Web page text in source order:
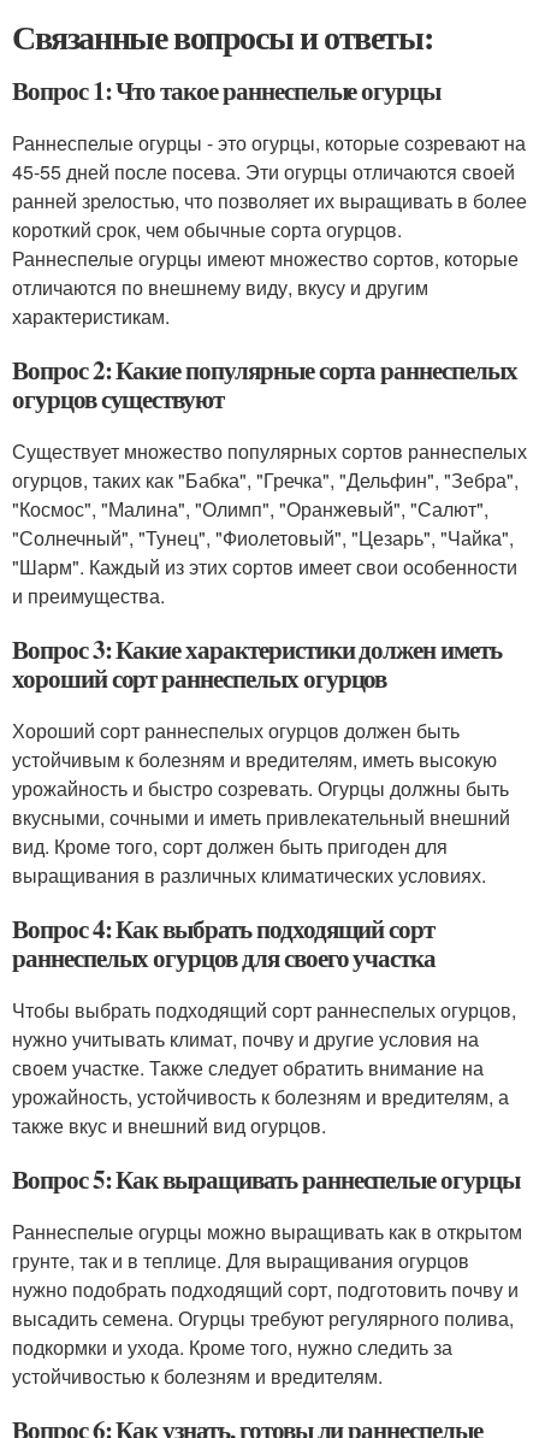
Связанные вопросы и ответы:
Вопрос 1: Что такое раннеспелые огурцы
Раннеспелые огурцы - это огурцы, которые созревают на
45-55 дней после посева. Эти огурцы отличаются своей
ранней зрелостью, что позволяет их выращивать в более
короткий срок, чем обычные сорта огурцов.
Раннеспелые огурцы имеют множество сортов, которые
отличаются по внешнему виду, вкусу и другим
характеристикам.
Вопрос 2: Какие популярные сорта раннеспелых
огурцов существуют
Существует множество популярных сортов раннеспелых
огурцов, таких как "Бабка", "Гречка", "Дельфин", "Зебра",
"Космос", "Малина", "Олимп", "Оранжевый", "Салют",
"Солнечный", "Тунец", "Фиолетовый", "Цезарь", "Чайка",
"Шарм". Каждый из этих сортов имеет свои особенности
и преимущества.
Вопрос 3: Какие характеристики должен иметь
хороший сорт раннеспелых огурцов
Хороший сорт раннеспелых огурцов должен быть
устойчивым к болезням и вредителям, иметь высокую
урожайность и быстро созревать. Огурцы должны быть
вкусными, сочными и иметь привлекательный внешний
вид. Кроме того, сорт должен быть пригоден для
выращивания в различных климатических условиях.
Вопрос 4: Как выбрать подходящий сорт
раннеспелых огурцов для своего участка
Чтобы выбрать подходящий сорт раннеспелых огурцов,
нужно учитывать климат, почву и другие условия на
своем участке. Также следует обратить внимание на
урожайность, устойчивость к болезням и вредителям, а
также вкус и внешний вид огурцов.
Вопрос 5: Как выращивать раннеспелые огурцы
Раннеспелые огурцы можно выращивать как в открытом
грунте, так и в теплице. Для выращивания огурцов
нужно подобрать подходящий сорт, подготовить почву и
высадить семена. Огурцы требуют регулярного полива,
подкормки и ухода. Кроме того, нужно следить за
устойчивостью к болезням и вредителям.
Вопрос 6: Как узнать, готовы ли раннеспелые